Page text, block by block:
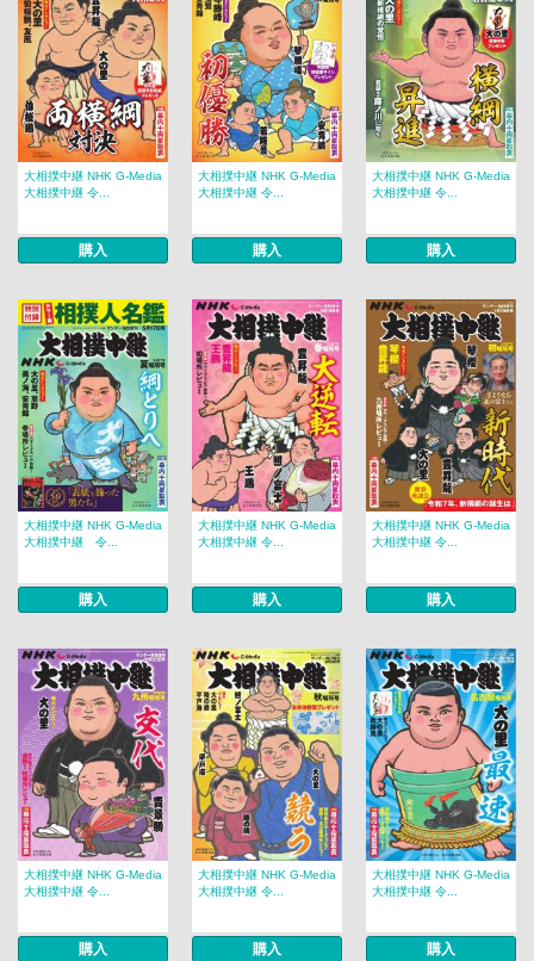
大相撲中継 NHK G-Media
大相撲中継 令...
購入
大相撲中継 NHK G-Media
大相撲中継 令...
購入
大相撲中継 NHK G-Media
大相撲中継 令...
購入
大相撲中継 NHK G-Media
大相撲中継 令...
購入
大相撲中継 NHK G-Media
大相撲中継 令...
購入
大相撲中継 NHK G-Media
大相撲中継 令...
購入
大相撲中継 NHK G-Media
大相撲中継 令...
購入
大相撲中継 NHK G-Media
大相撲中継 令...
購入
大相撲中継 NHK G-Media
大相撲中継 令...
購入